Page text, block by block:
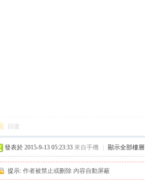
回復
發表於 2015-9-13 05:23:33 來自手機 顯示全部樓層
提示: 作者被禁止或刪除 內容自動屏蔽